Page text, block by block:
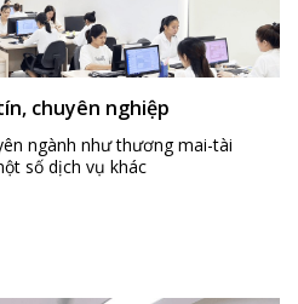
chuyên nghiệp
ngành như thương mai-tài
số dịch vụ khác